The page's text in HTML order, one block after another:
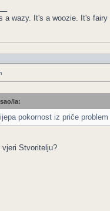
a wazy. It's a woozie. It's
la:
pokornost iz priče
Stvoritelju?